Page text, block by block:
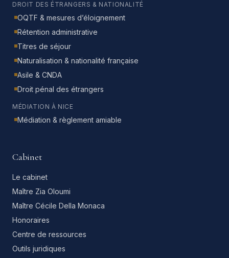
DROIT DES ÉTRANGERS & NATIONALITÉ
OQTF & mesures d’éloignement
Rétention administrative
Titres de séjour
Naturalisation & nationalité française
Asile & CNDA
Droit pénal des étrangers
MÉDIATION À NICE
Médiation & règlement amiable
Cabinet
Le cabinet
Maître Zia Oloumi
Maître Cécile Della Monaca
Honoraires
Centre de ressources
Outils juridiques